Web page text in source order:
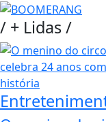
/ + Lidas/